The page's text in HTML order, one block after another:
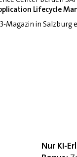
Lifecycle
in
Nur KI-